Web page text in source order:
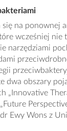
na ponownej
wcześniej nie
narzędziami
dwa obszary
„Innovative
Ewy Wons z